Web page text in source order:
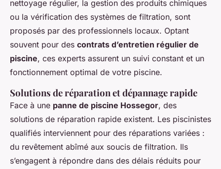
nettoyage régulier, la gestion des produits chimiques
ou la vérification des systèmes de filtration, sont
proposés par des professionnels locaux. Optant
souvent pour des contrats d’entretien régulier de
piscine, ces experts assurent un suivi constant et un
fonctionnement optimal de votre piscine.
Solutions de réparation et dépannage rapide
Face à une panne de piscine Hossegor, des
solutions de réparation rapide existent. Les piscinistes
qualifiés interviennent pour des réparations variées :
du revêtement abîmé aux soucis de filtration. Ils
s’engagent à répondre dans des délais réduits pour